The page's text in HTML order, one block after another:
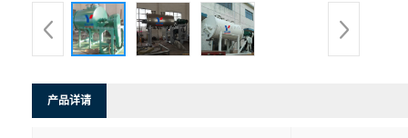
产品详请